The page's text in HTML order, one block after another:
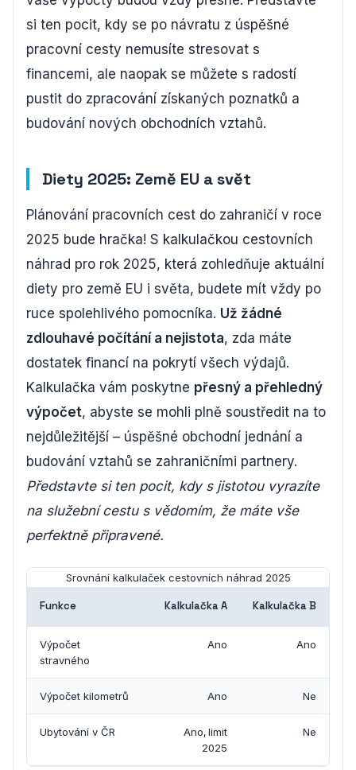
si ten pocit, kdy se po návratu z úspěšné
pracovní cesty nemusíte stresovat s
financemi, ale naopak se můžete s radostí
pustit do zpracování získaných poznatků a
budování nových obchodních vztahů.
Diety 2025: Země EU a svět
Plánování pracovních cest do zahraničí v roce
2025 bude hračka! S kalkulačkou cestovních
náhrad pro rok 2025, která zohledňuje aktuální
diety pro země EU i světa, budete mít vždy po
ruce spolehlivého pomocníka. Už žádné
zdlouhavé počítání a nejistota, zda máte
dostatek financí na pokrytí všech výdajů.
Kalkulačka vám poskytne přesný a přehledný
výpočet, abyste se mohli plně soustředit na to
nejdůležitější – úspěšné obchodní jednání a
budování vztahů se zahraničními partnery.
Představte si ten pocit, kdy s jistotou vyrazíte
na služební cestu s vědomím, že máte vše
perfektně připravené.
Srovnání kalkulaček cestovních náhrad 2025
Funkce Kalkulačka A Kalkulačka B
Výpočet
stravného
Ano Ano
Výpočet kilometrů Ano Ne
Ubytování v ČR
Ano, limit
2025
Ne